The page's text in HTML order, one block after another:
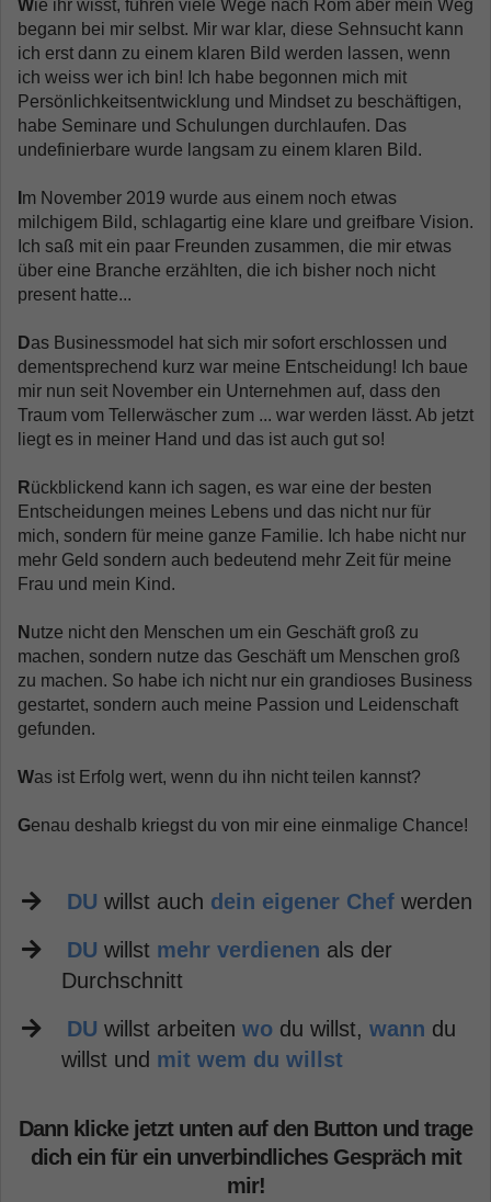
Wie ihr wisst, führen viele Wege nach Rom aber mein Weg
begann bei mir selbst. Mir war klar, diese Sehnsucht kann
ich erst dann zu einem klaren Bild werden lassen, wenn
ich weiss wer ich bin! Ich habe begonnen mich mit
Persönlichkeitsentwicklung und Mindset zu beschäftigen,
habe Seminare und Schulungen durchlaufen. Das
undefinierbare wurde langsam zu einem klaren Bild.
m November 2019 wurde aus einem noch etwas
milchigem Bild, schlagartig eine klare und greifbare Vision.
Ich saß mit ein paar Freunden zusammen, die mir etwas
über eine Branche erzählten, die ich bisher noch nicht
present hatte...
Das Businessmodel hat sich mir sofort erschlossen und
dementsprechend kurz war meine Entscheidung! Ich baue
mir nun seit November ein Unternehmen auf, dass den
Traum vom Tellerwäscher zum ... war werden lässt. Ab jetzt
liegt es in meiner Hand und das ist auch gut so!
Rückblickend kann ich sagen, es war eine der besten
Entscheidungen meines Lebens und das nicht nur für
mich, sondern für meine ganze Familie. Ich habe nicht nur
mehr Geld sondern auch bedeutend mehr Zeit für meine
Frau und mein Kind.
N utze nicht den Menschen um ein Geschäft groß zu
machen, sondern nutze das Geschäft um Menschen groß
zu machen. So habe ich nicht nur ein grandioses Business
gestartet, sondern auch meine Passion und Leidenschaft
gefunden.
Was ist Erfolg wert, wenn du ihn nicht teilen kannst?
Genau deshalb kriegst du von mir eine einmalige Chance!
DUwillst auch dein eigener Chefwerden
DU willst mehr verdienen als der
Durchschnitt
DU willst arbeitenwo du willst,wann du
willst und mit wem du willst
Dann klicke jetzt unten auf den Button und trage
dich ein für ein unverbindliches Gespräch mit
mir!